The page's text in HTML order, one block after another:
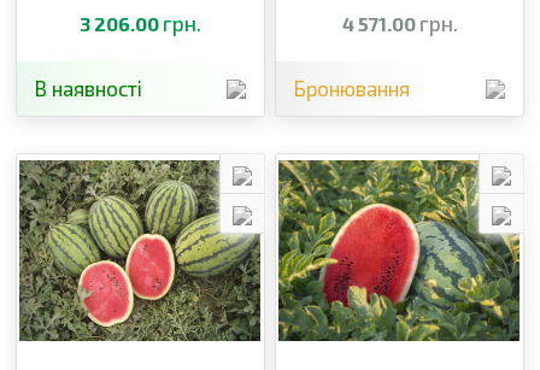
3 206.00 грн.
В наявності
4 571.00 грн.
Бронювання